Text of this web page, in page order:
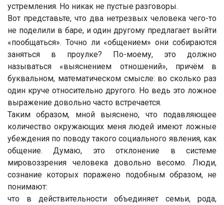
устремления. Но никак не пустые разговоры.
Вот представьте, что два нетрезвых человека чего-то
не поделили в баре, и один другому предлагает выйти
«пообщаться». Точно ли «общением» они собираются
заняться в проулке? По-моему, это должно
называться «выяснением отношений», причём в
буквальном, математическом смысле: во сколько раз
один круче относительно другого. Но ведь это ложное
выражение довольно часто встречается.
Таким образом, мной выяснено, что подавляющее
количество окружающих меня людей имеют ложные
убеждения по поводу такого социального явления, как
общение. Думаю, это отклонение в системе
мировоззрения человека довольно весомо. Люди,
сознание которых поражено подобным образом, не
понимают:
что в действительности объединяет семьи, рода,